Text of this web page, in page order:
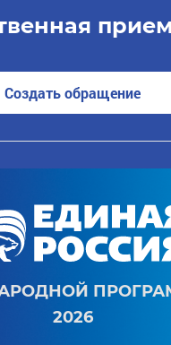
Создать обращение
2026